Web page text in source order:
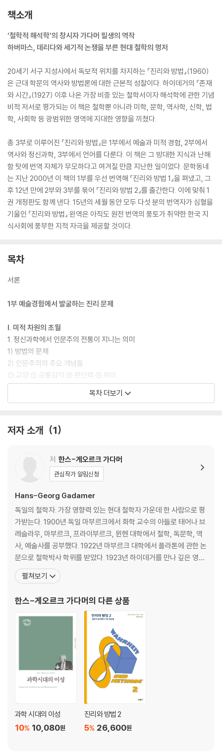
책소개
‘철학적 해석학’의 창시자 가다머 필생의 역작
하버마스, 데리다와 세기적 논쟁을 부른 현대 철학의 명저
20세기 서구 지성사에서 독보적 위치를 차지하는 『진리와 방법』(1960)
은 근대 학문의 역사와 방법론에 대한 근본적 성찰이다. 하이데거의 『존재
와 시간』(1927) 이후 나온 가장 비중 있는 철학서이자 해석학에 관한 기념
비적 저서로 평가되는 이 책은 철학뿐 아니라 미학, 문학, 역사학, 신학, 법
학, 사회학 등 광범위한 영역에 지대한 영향을 끼쳤다.
총 3부로 이루어진 『진리와 방법』은 1부에서 예술과 미적 경험, 2부에서
역사와 정신과학, 3부에서 언어를 다룬다. 이 책은 그 방대한 지식과 난해
함 탓에 번역 자체가 무모하다고 여겨질 만큼 지난한 일이었다. 문학동네
는 지난 2000년 이 책의 1부를 우선 번역해 『진리와 방법 1』을 펴냈고, 그
후 12년 만에 2부와 3부를 묶어 『진리와 방법 2』를 출간한다. 이에 맞춰 1
권 개정판도 함께 낸다. 15년의 세월 동안 모두 다섯 분의 번역자가 심혈을
기울인 『진리와 방법』 완역은 아직도 원전 번역의 풍토가 취약한 한국 지
식사회에 풍부한 지적 자극을 제공할 것이다.
목차
서론
1부 예술경험에서 발굴하는 진리 문제
I. 미적 차원의 초월
1. 정신과학에서 인문주의 전통이 지니는 의미
1) 방법의 문제
2) 인문주의의 주요 개념들
① 교양 ② 공통감각 ③ 판단력 ④ 취미
2. 칸트의 비판을 통한 미학의 주관화
③ 미의 이상에 관한 이론 ④ 자연과 예술에 있어서 미에 대한 관심
2) 천재 미학과 체험 개념
① 천재 개념의 부각② ‘체험’이라는 낱말의 역사에 관하여③ 체험의 개념
3) 체험 예술의 한계, 알레고리의 권리 회복
3. 다시 제기한 예술의 진리에 대한 물음
1) 미적 교양의 문제점
2) 미적 의식의 추상작용에 대한 비판
II. 예술작품의 존재론과 그 해석학적 의미
① 놀이 개념② 형성체로의 변화와 총체적 매개
① 그림의 존재가 ② 기회적인 것과 장식적인 것의 존재론적 근거
③ 문학의 경계 설정④ 해석학적 과제로서의 재구성과 통합
주｜가다머 연보｜해설｜옮긴이의 말｜인명 찾아보기｜개념 찾아보기
목차 더보기
저자 소개 1
저 한스-게오르크 가다머
관심작가 알림신청
Hans-Georg Gadamer
독일의 철학자. 가장 영향력 있는 현대 철학자 가운데 한 사람으로 평
가받는다. 1900년 독일 마부르크에서 화학 교수의 아들로 태어나 브
레슬라우, 마부르크, 프라이부르크, 뮌헨 대학에서 철학, 독문학, 역
사, 예술사를 공부했다. 1922년 마부르크 대학에서 플라톤에 관한 논
문으로 철학박사 학위를 받았다. 1923년 하이데거를 만나 깊은 영향
을 받았으며, 그의 지도 아래 「플라톤의 변증법적 윤리」로 철학 교수
자격을 얻었다. 마부르크, 킬, 라이프치히, 프랑크푸르트 암 마인 대
서 교수로 재직했다. 1948년 글
펼쳐보기
한스-게오르크 가다머의 다른 상품
과학 시대의 이성
10,080원
10%
진리와 방법 2
26,600원
5%